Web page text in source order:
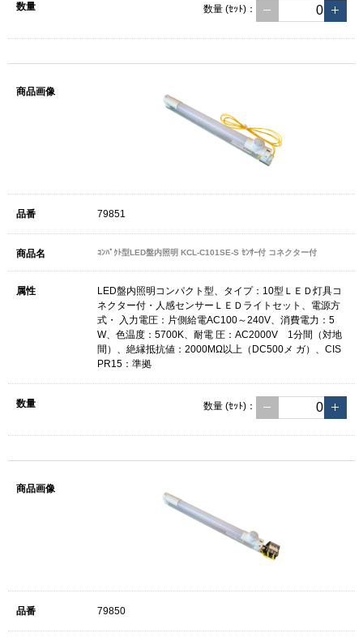
数量 (ｾｯﾄ) ：
79851
ｺﾝﾊﾟｸﾄ型LED盤内照明 KCL-C101SE-S ｾﾝｻｰ付 コネクター付
LED盤内照明コンパクト型、タイプ：10型ＬＥＤ灯具コ
ネクター付・人感センサーＬＥＤライトセット、電源方
式・ 入力電圧：片側給電AC100～240V、消費電力：5
W、色温度：5700K、耐電 圧：AC2000V 1分間（対地
間）、絶縁抵抗値：2000MΩ以上（DC500メ ガ）、CIS
PR15：準拠
数量 (ｾｯﾄ) ：
79850